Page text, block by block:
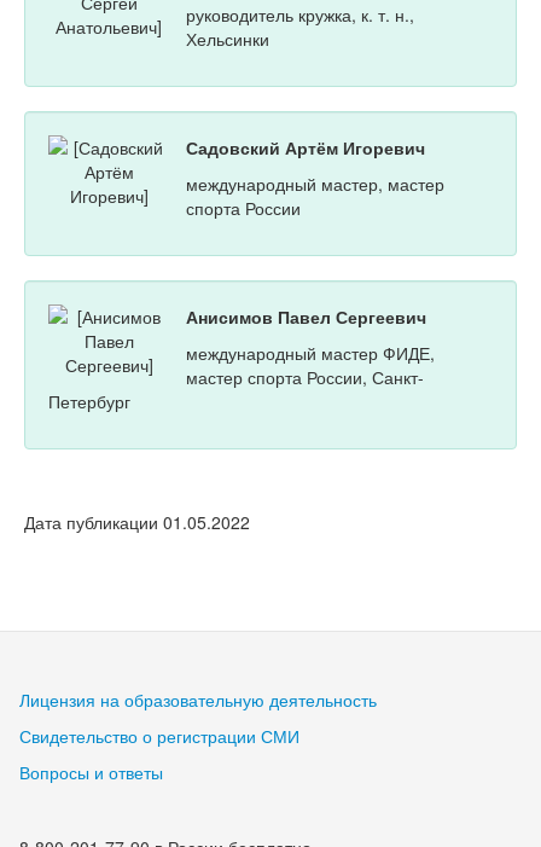
руководитель кружка, к. т. н.,
Хельсинки
Садовский Артём Игоревич
международный мастер, мастер
спорта России
Анисимов Павел Сергеевич
международный мастер ФИДЕ,
мастер спорта России, Санкт-
Петербург
Дата публикации 01.05.2022
Лицензия на образовательную деятельность
Свидетельство о регистрации СМИ
Вопросы и ответы